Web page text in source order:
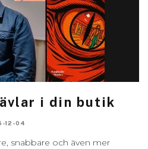
i din butik
12-04
snabbare och även mer